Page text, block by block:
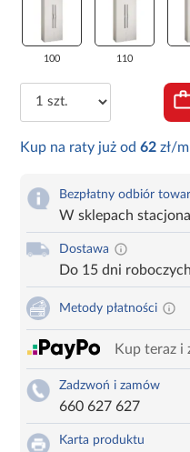
100 110
Kup na raty już od62 zł/
Bezpłatny odbiór
W sklepach
Dostawa
Do 15 dni roboczych
Metody płatności
Kup teraz i
Zadzwoń i zamów
660 627 627
Karta produktu